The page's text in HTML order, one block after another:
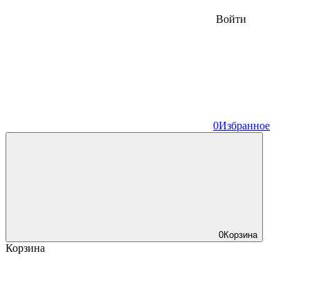
Войти
0Избранное
0Корзина
Корзина